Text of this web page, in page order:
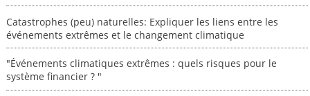
Catastrophes (peu) naturelles: Expliquer les liens entre les
événements extrêmes et le changement climatique
"Événements climatiques extrêmes : quels risques pour le
système financier ? "